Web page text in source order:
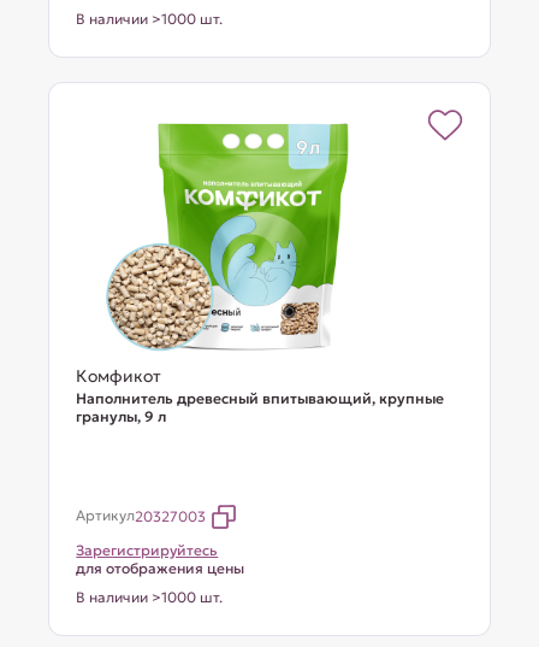
В наличии >1000 шт.
Комфикот
Наполнитель древесный впитывающий, крупные
гранулы, 9 л
Артикул20327003
Зарегистрируйтесь
для отображения цены
В наличии >1000 шт.